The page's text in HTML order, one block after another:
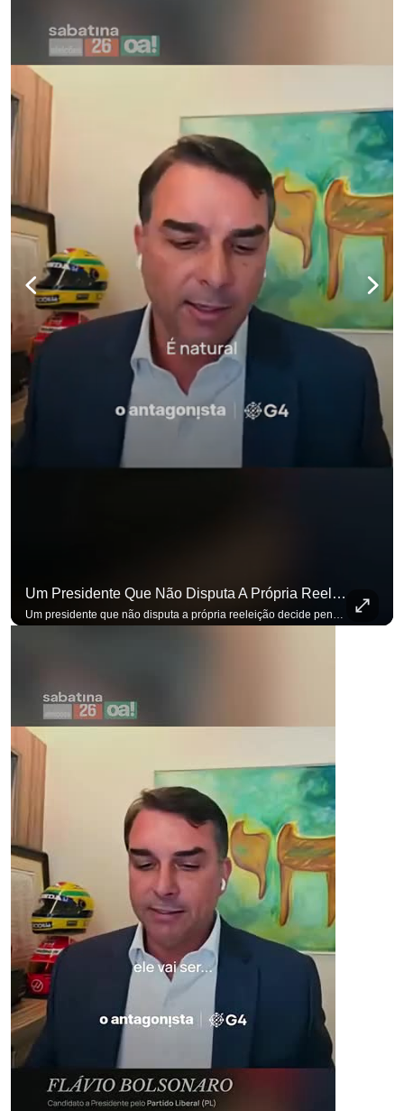
Um Presidente Que Não Disputa A Própria Reeleição Decide Pensando Em Quem Vem Depois.
Um presidente que não disputa a própria reeleição decide pensando em quem vem depois. Foi assim que Flávio Bolsonaro defendeu a PEC do fim da reeleição, primeira das medidas que citou para o ambiente de negócios. Se você busca informação com credibilidade, inscreva-se agora e ative o